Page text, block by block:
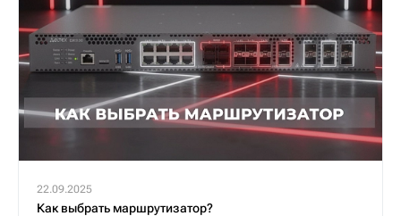
22.09.2025
Как выбрать маршрутизатор?